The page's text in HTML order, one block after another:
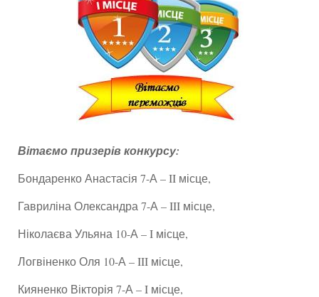
Вітаємо призерів конкурсу:
Бондаренко Анастасія 7-А – II місце,
Гавриліна Олександра 7-А – III місце,
Ніколаєва Ульяна 10-А – I місце,
Логвіненко Оля 10-А – III місце,
Кияненко Вікторія 7-А – I місце,